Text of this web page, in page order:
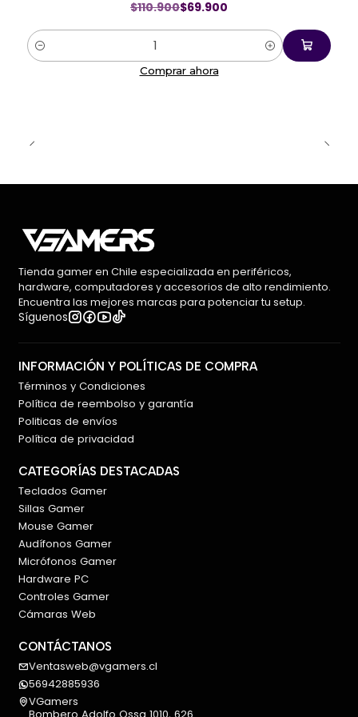
$110.900$69.900
Cantidad
Comprar ahora
Tienda gamer en Chile especializada en periféricos,
hardware, computadores y accesorios de alto rendimiento.
Encuentra las mejores marcas para potenciar tu setup.
Síguenos
INFORMACIÓN Y POLÍTICAS DE COMPRA
Términos y Condiciones
Política de reembolso y garantía
Politicas de envíos
Política de privacidad
CATEGORÍAS DESTACADAS
Teclados Gamer
Sillas Gamer
Mouse Gamer
Audífonos Gamer
Micrófonos Gamer
Hardware PC
Controles Gamer
Cámaras Web
CONTÁCTANOS
Ventasweb@vgamers.cl
56942885936
VGamers